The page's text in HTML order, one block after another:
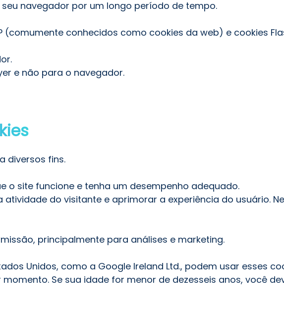
navegador por um longo período de tempo.
(comumente conhecidos como cookies da web) e cookies
e não para o navegador.
diversos fins.
o site funcione e tenha um desempenho adequado.
do visitante e aprimorar a experiência do usuário.
principalmente para análises e marketing.
Unidos, como a Google Ireland Ltd., podem usar esses
Se sua idade for menor de dezesseis anos, você